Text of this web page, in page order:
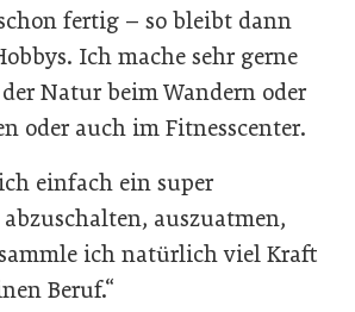
fertig – so bleibt dann
Ich mache sehr gerne
Natur beim Wandern oder
oder auch im Fitnesscenter.
einfach ein super
auszuatmen,
ich natürlich viel Kraft
Beruf.“